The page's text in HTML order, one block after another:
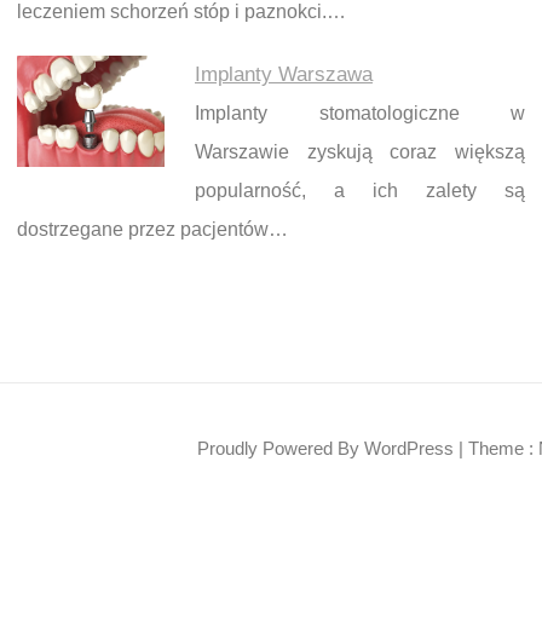
leczeniem schorzeń stóp i paznokci.…
Implanty Warszawa
Implanty stomatologiczne w
Warszawie zyskują coraz większą
popularność, a ich zalety są
dostrzegane przez pacjentów…
Proudly Powered By WordPress | Theme :